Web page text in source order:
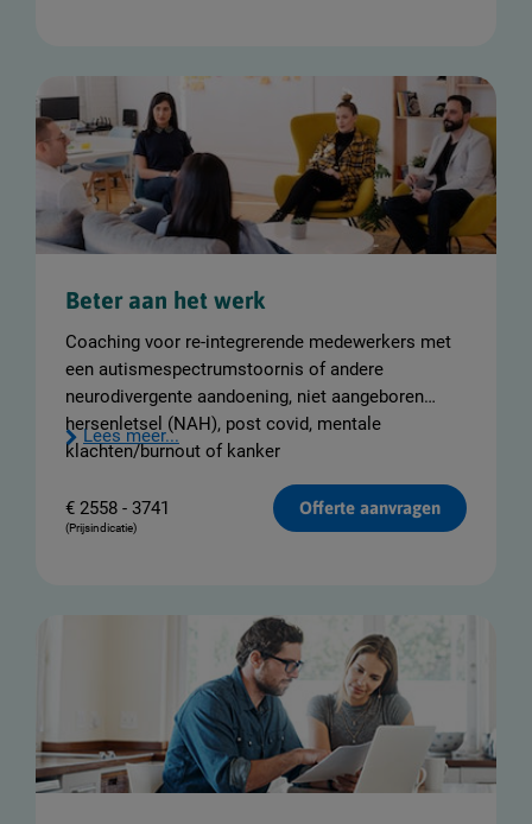
Beter aan het werk
Coaching voor re-integrerende medewerkers met
een autismespectrumstoornis of andere
neurodivergente aandoening, niet aangeboren
hersenletsel (NAH), post covid, mentale
klachten/burnout of kanker
Lees meer...
€ 2558 - 3741
(Prijsindicatie)
Offerte aanvragen